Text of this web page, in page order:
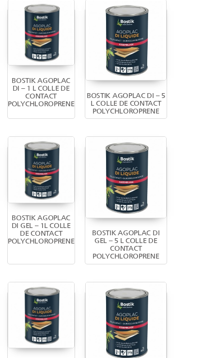
BOSTIK AGOPLAC
DI – 1 L COLLE DE
CONTACT
POLYCHLOROPRENE
BOSTIK AGOPLAC DI – 5
L COLLE DE CONTACT
POLYCHLOROPRENE
BOSTIK AGOPLAC
DI GEL – 1L COLLE
DE CONTACT
POLYCHLOROPRENE
BOSTIK AGOPLAC DI
GEL – 5 L COLLE DE
CONTACT
POLYCHLOROPRENE